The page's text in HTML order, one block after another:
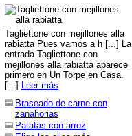
Tagliettone con mejillones alla
rabiatta Pues vamos a h [...] La
entrada Tagliettone con
mejillones alla rabiatta aparece
primero en Un Torpe en Casa.
[...] Leer más
Braseado de carne con
zanahorias
Patatas con arroz